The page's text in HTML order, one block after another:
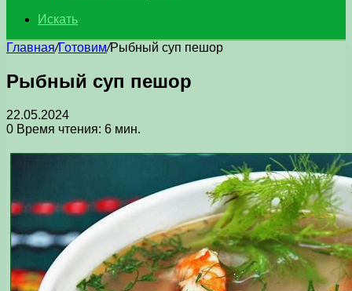
Искать
Главная/Готовим/Рыбный суп пешор
Рыбный суп пешор
22.05.2024
0 Время чтения: 6 мин.